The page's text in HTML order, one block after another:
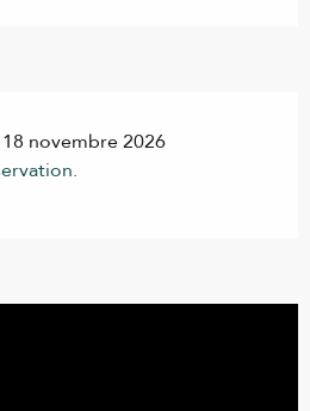
novembre 2026